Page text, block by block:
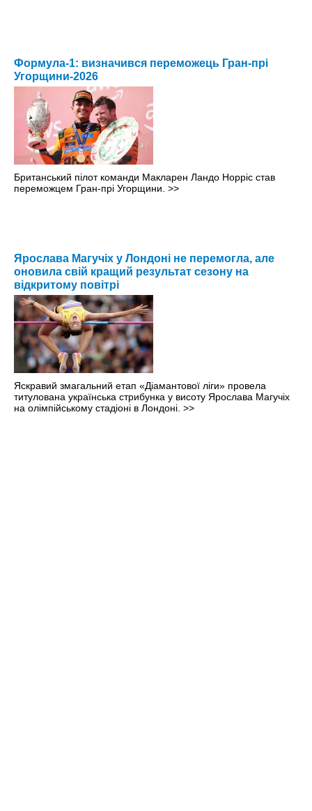
Формула-1: визначився переможець Гран-прі
Угорщини-2026
Британський пілот команди Макларен Ландо Норріс став
переможцем Гран-прі Угорщини. >>
Ярослава Магучіх у Лондоні не перемогла, але
оновила свій кращий результат сезону на
відкритому повітрі
Яскравий змагальний етап «Діамантової ліги» провела
титулована українська стрибунка у висоту Ярослава Магучіх
на олімпійському стадіоні в Лондоні. >>